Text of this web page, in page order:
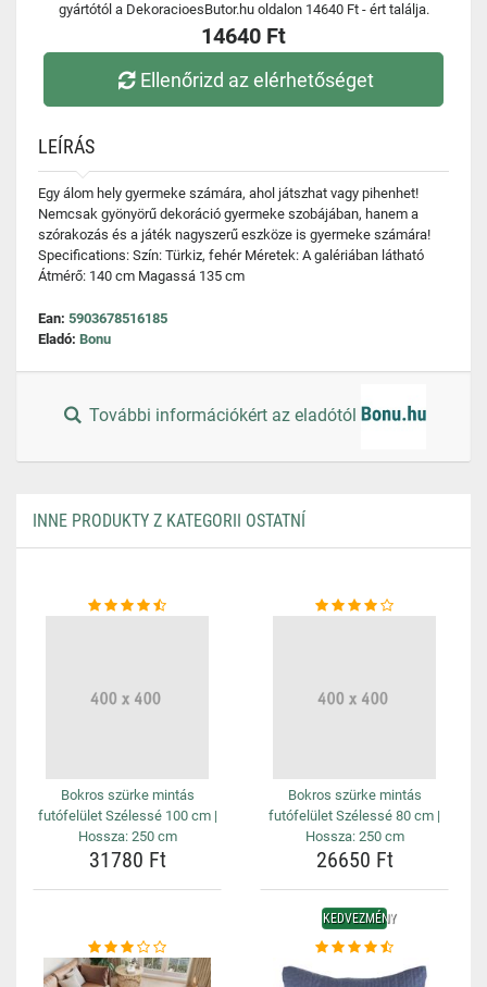
gyártótól a DekoracioesButor.hu oldalon 14640 Ft - ért találja.
14640 Ft
Ellenőrizd az elérhetőséget
LEÍRÁS
Egy álom hely gyermeke számára, ahol játszhat vagy pihenhet!
Nemcsak gyönyörű dekoráció gyermeke szobájában, hanem a
szórakozás és a játék nagyszerű eszköze is gyermeke számára!
Specifications: Szín: Türkiz, fehér Méretek: A galériában látható
Átmérő: 140 cm Magassá 135 cm
Ean: 5903678516185
Eladó: Bonu
További információkért az eladótól
INNE PRODUKTY Z KATEGORII OSTATNÍ
Bokros szürke mintás
futófelület Szélessé 100 cm |
Hossza: 250 cm
31780 Ft
Bokros szürke mintás
futófelület Szélessé 80 cm |
Hossza: 250 cm
26650 Ft
KEDVEZMÉNY